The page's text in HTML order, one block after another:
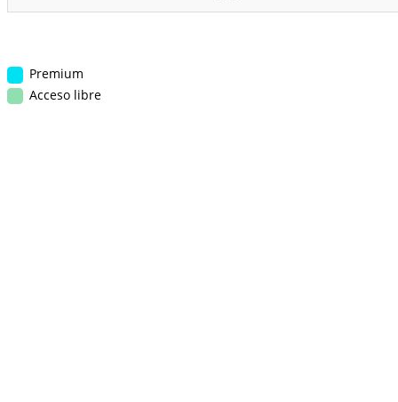
Premium
Acceso libre